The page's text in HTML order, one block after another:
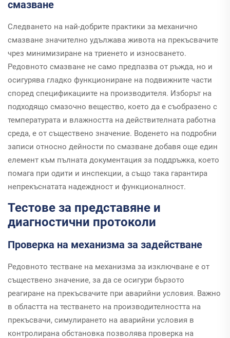
смазване
Следването на най-добрите практики за механично
смазване значително удължава живота на прекъсвачите
чрез минимизиране на триенето и износването.
Редовното смазване не само предпазва от ръжда, но и
осигурява гладко функциониране на подвижните части
според спецификациите на производителя. Изборът на
подходящо смазочно вещество, което да е съобразено с
температурата и влажността на действителната работна
среда, е от съществено значение. Воденето на подробни
записи относно дейности по смазване добавя още един
елемент към пълната документация за поддръжка, което
помага при одити и инспекции, а също така гарантира
непрекъснатата надеждност и функционалност.
Тестове за представяне и
диагностични протоколи
Проверка на механизма за задействане
Редовното тестване на механизма за изключване е от
съществено значение, за да се осигури бързото
реагиране на прекъсвачите при аварийни условия. Важно
в областта на тестването на производителността на
прекъсвачи, симулирането на аварийни условия в
контролирана обстановка позволява проверка на